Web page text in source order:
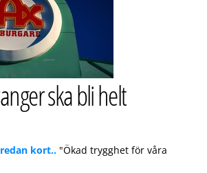
ska bli helt
kort.. "Ökad trygghet för våra